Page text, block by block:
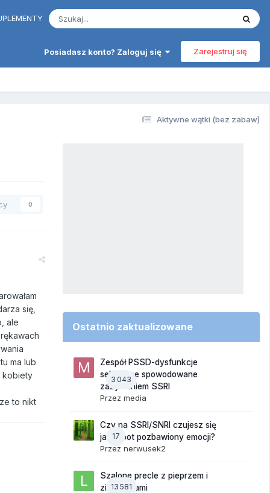
Posiadasz konto? Zaloguj się Zarejestruj się
Aktywne wątki (bez zabaw)
0
się,
ale
ma lub
kobiety
to nikt
Ostatnio zaktualizowane
3 043
Zespół PSSD-dysfunkcje
seksualne spowodowane
zażywaniem SSRI
Przez media
17
Czy na SSRI/SNRI czujesz się
jak robot pozbawiony emocji?
Przez nerwusek2
13 581
Szalone precle z pieprzem i
ziemniakami